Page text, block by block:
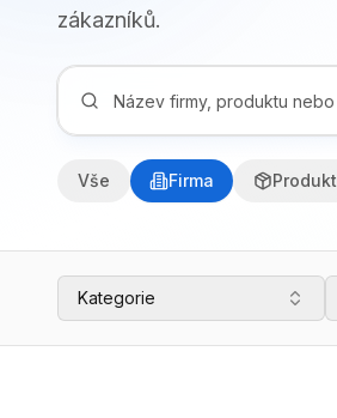
zákazníků.
Vše Firma Produkt
Kategorie